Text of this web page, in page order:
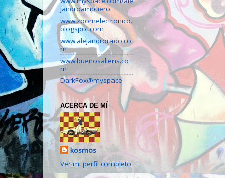
jandroampuero
www.zoomelectronico.
blogspot.com
www.alejandrorado.co
m
www.buenosaliens.co
m
DarkFox@myspace
ACERCA DE MÍ
kosmos
Ver mi perfil completo